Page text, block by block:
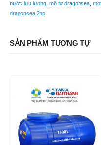
nước lưu lượng, mô tơ dragonsea,
dragonsea 2hp
SẢN PHẨM TƯƠNG TỰ